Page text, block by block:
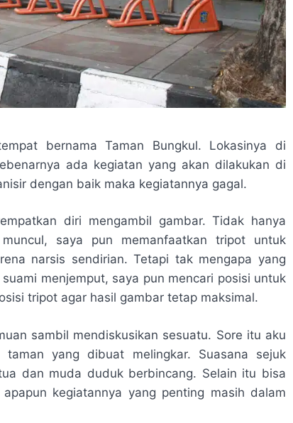
bernama Taman Bungkul. Lokasinya di
ada kegiatan yang akan dilakukan di
dengan baik maka kegiatannya gagal.
diri mengambil gambar. Tidak hanya
saya pun memanfaatkan tripot untuk
narsis sendirian. Tetapi tak mengapa yang
menjemput, saya pun mencari posisi untuk
tripot agar hasil gambar tetap maksimal.
sambil mendiskusikan sesuatu. Sore itu aku
yang dibuat melingkar. Suasana sejuk
dan muda duduk berbincang. Selain itu bisa
kegiatannya yang penting masih dalam